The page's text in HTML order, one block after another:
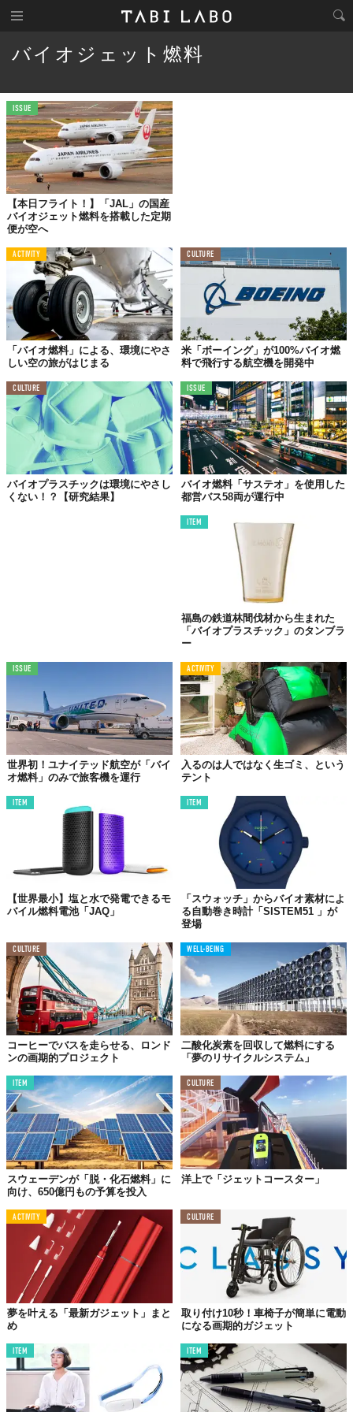
バイオジェット燃料
ISSUE
【本日フライト！】「JAL」の国産
バイオジェット燃料を搭載した定期
便が空へ
ACTIVITY
「バイオ燃料」による、環境にやさ
しい空の旅がはじまる
CULTURE
米「ボーイング」が100%バイオ燃
料で飛行する航空機を開発中
CULTURE
バイオプラスチックは環境にやさし
くない！？【研究結果】
ISSUE
バイオ燃料「サステオ」を使用した
都営バス58両が運行中
ITEM
福島の鉄道林間伐材から生まれた
「バイオプラスチック」のタンブラ
ー
ISSUE
世界初！ユナイテッド航空が「バイ
オ燃料」のみで旅客機を運行
ACTIVITY
入るのは人ではなく生ゴミ、という
テント
ITEM
【世界最小】塩と水で発電できるモ
バイル燃料電池「JAQ」
ITEM
「スウォッチ」からバイオ素材によ
る自動巻き時計「SISTEM51 」が
登場
CULTURE
コーヒーでバスを走らせる、ロンド
ンの画期的プロジェクト
WELL-BEING
二酸化炭素を回収して燃料にする
「夢のリサイクルシステム」
ITEM
スウェーデンが「脱・化石燃料」に
向け、650億円もの予算を投入
CULTURE
洋上で「ジェットコースター」
ACTIVITY
夢を叶える「最新ガジェット」まと
め
CULTURE
取り付け10秒！車椅子が簡単に電動
になる画期的ガジェット
ITEM ITEM